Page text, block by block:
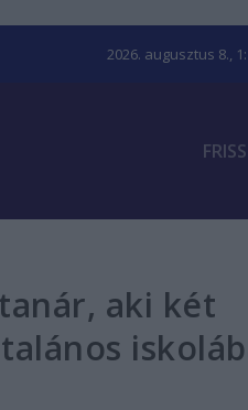
2026. augusztus 8.,
FRISS
aki két